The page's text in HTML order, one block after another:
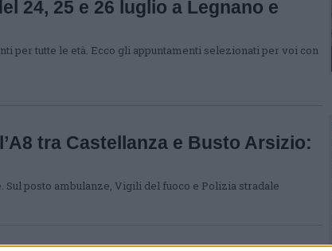
24, 25 e 26 luglio a Legnano e
per tutte le età. Ecco gli appuntamenti selezionati per voi con
tra Castellanza e Busto Arsizio:
posto ambulanze, Vigili del fuoco e Polizia stradale